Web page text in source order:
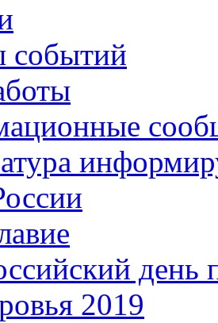
событий
день
2019